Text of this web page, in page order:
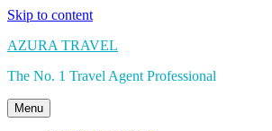
Skip to content
AZURA TRAVEL
The No. 1 Travel Agent Professional
Menu